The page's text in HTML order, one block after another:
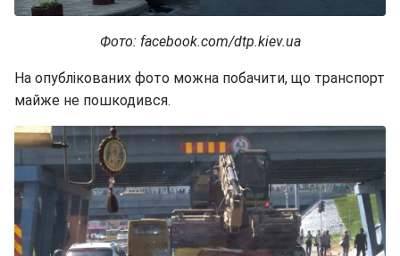
Фото: facebook.com/dtp.kiev.ua
На опублікованих фото можна побачити, що транспорт
майже не пошкодився.